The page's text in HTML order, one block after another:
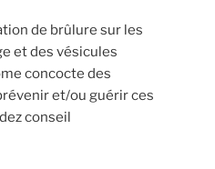
de brûlure sur les
et des vésicules
concocte des
et/ou guérir ces
conseil